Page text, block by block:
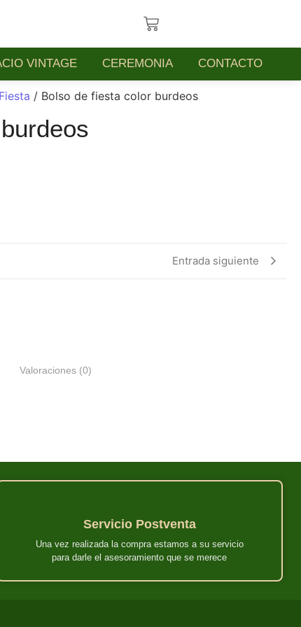
VINTAGE CEREMONIA CONTACTO
Fiesta / Bolso de fiesta color burdeos
Entrada siguiente
Valoraciones (0)
Servicio Postventa
Una vez realizada la compra estamos a su servicio
para darle el asesoramiento que se merece